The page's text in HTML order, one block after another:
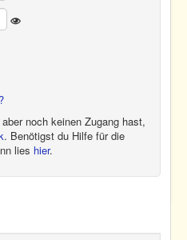
noch keinen Zugang hast,
. Benötigst du Hilfe für die
lies hier.